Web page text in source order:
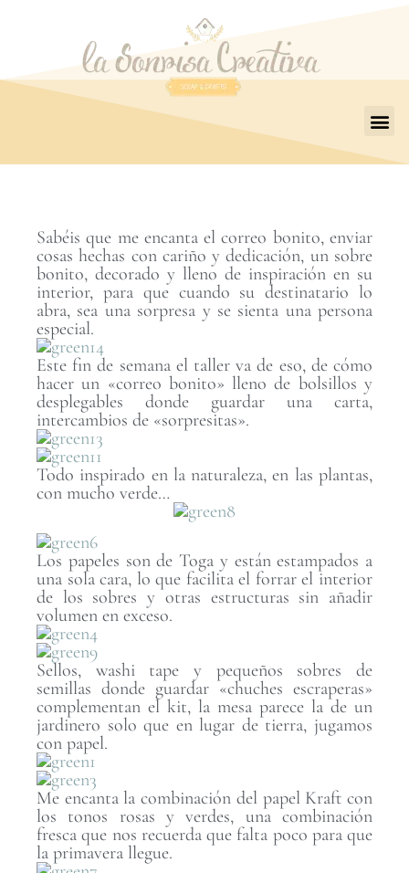
Sabéis que me encanta el correo bonito, enviar
cosas hechas con cariño y dedicación, un sobre
bonito, decorado y lleno de inspiración en su
interior, para que cuando su destinatario lo
abra, sea una sorpresa y se sienta una persona
especial.
Este fin de semana el taller va de eso, de cómo
hacer un «correo bonito» lleno de bolsillos y
desplegables donde guardar una carta,
intercambios de «sorpresitas».
Todo inspirado en la naturaleza, en las plantas,
con mucho verde…
Los papeles son de Toga y están estampados a
una sola cara, lo que facilita el forrar el interior
de los sobres y otras estructuras sin añadir
volumen en exceso.
Sellos, washi tape y pequeños sobres de
semillas donde guardar «chuches escraperas»
complementan el kit, la mesa parece la de un
jardinero solo que en lugar de tierra, jugamos
con papel.
Me encanta la combinación del papel Kraft con
los tonos rosas y verdes, una combinación
fresca que nos recuerda que falta poco para que
la primavera llegue.